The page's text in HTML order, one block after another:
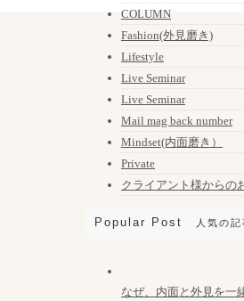
COLUMN
Fashion(外見磨き)
Lifestyle
Live Seminar
Live Seminar
Mail mag back number
Mindset(内面磨き）
Private
クライアント様からの
Popular Post 人気の記
なぜ、内面と外見を一